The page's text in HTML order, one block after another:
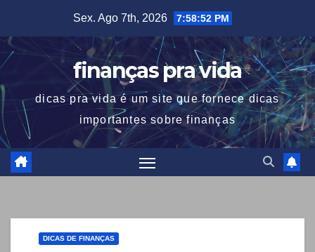
content
Sex. Ago 7th, 2026 7:58:53 PM
finanças pra vida
dicas pra vida é um site que fornece dicas
importantes sobre finanças
DICAS DE FINANÇAS